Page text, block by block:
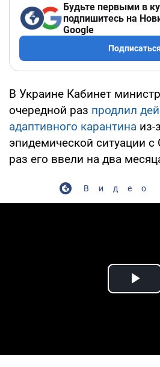
Будьте первыми в
подпишитесь на
Google
Подписаться
В Украине Кабинет
очередной раз продлил
адаптивного карантина из-
эпидемической ситуации с
раз его ввели на два
Видео